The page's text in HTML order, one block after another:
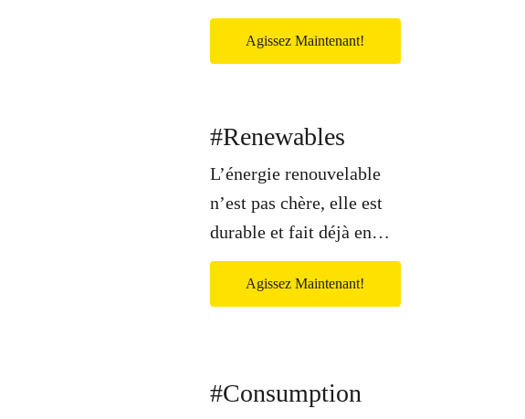
Agissez Maintenant!
#Renewables
L’énergie renouvelable
n’est pas chère, elle est
durable et fait déjà en…
Agissez Maintenant!
#Consumption